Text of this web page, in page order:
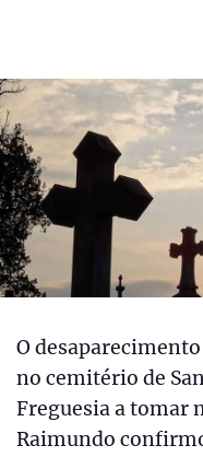
O
no cemitério de
Freguesia a tomar
Raimundo